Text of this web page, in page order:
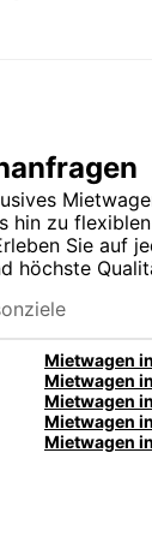
hin zu
Sie auf
höchste
Mietwagen
Mietwagen
Mietwagen
Mietwagen
Mietwagen